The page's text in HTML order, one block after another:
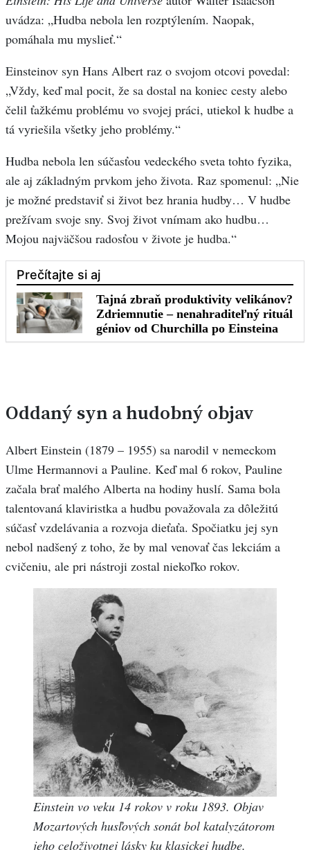
uvádza: „Hudba nebola len rozptýlením. Naopak,
pomáhala mu myslieť.“
Einsteinov syn Hans Albert raz o svojom otcovi povedal:
„Vždy, keď mal pocit, že sa dostal na koniec cesty alebo
čelil ťažkému problému vo svojej práci, utiekol k hudbe a
tá vyriešila všetky jeho problémy.“
Hudba nebola len súčasťou vedeckého sveta tohto fyzika,
ale aj základným prvkom jeho života. Raz spomenul: „Nie
je možné predstaviť si život bez hrania hudby… V hudbe
prežívam svoje sny. Svoj život vnímam ako hudbu…
Mojou najväčšou radosťou v živote je hudba.“
Oddaný syn a hudobný objav
Albert Einstein (1879 – 1955) sa narodil v nemeckom
Ulme Hermannovi a Pauline. Keď mal 6 rokov, Pauline
začala brať malého Alberta na hodiny huslí. Sama bola
talentovaná klaviristka a hudbu považovala za dôležitú
súčasť vzdelávania a rozvoja dieťaťa. Spočiatku jej syn
nebol nadšený z toho, že by mal venovať čas lekciám a
cvičeniu, ale pri nástroji zostal niekoľko rokov.
Einstein vo veku 14 rokov v roku 1893. Objav
Mozartových husľových sonát bol katalyzátorom
jeho celoživotnej lásky ku klasickej hudbe.